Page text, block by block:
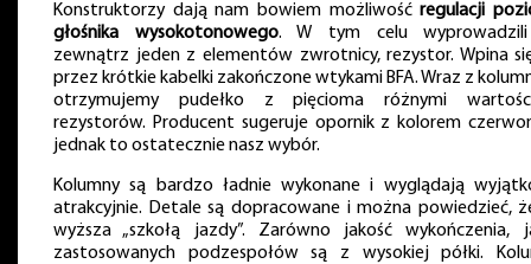
Konstruktorzy dają nam bowiem możliwośćregulacji
głośnika wysokotonowego. W tym celu
zewnątrz jeden z elementów zwrotnicy, rezystor. Wpina
przez krótkie kabelki zakończone wtykami BFA. Wraz z
otrzymujemy pudełko z pięcioma różnymi
rezystorów. Producent sugeruje opornik z kolorem
jednak to ostatecznie nasz wybór.
Kolumny są bardzo ładnie wykonane i wyglądają
atrakcyjnie. Detale są dopracowane i można powiedzieć,
wyższa „szkołą jazdy”. Zarówno jakość wykończenia,
zastosowanych podzespołów są z wysokiej półki.